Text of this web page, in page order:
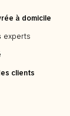
à domicile
experts
clients